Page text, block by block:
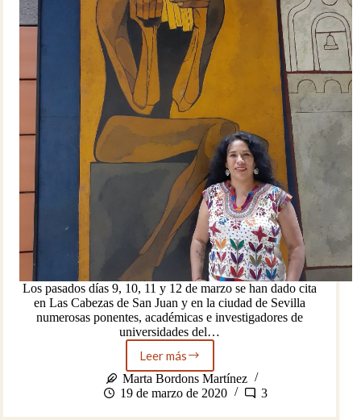
Los pasados días 9, 10, 11 y 12 de marzo se han dado cita
en Las Cabezas de San Juan y en la ciudad de Sevilla
numerosas ponentes, académicas e investigadores de
universidades del…
Leer másEntrevista
a
Carmen
Marta Bordons Martínez
19 de marzo de 2020
3